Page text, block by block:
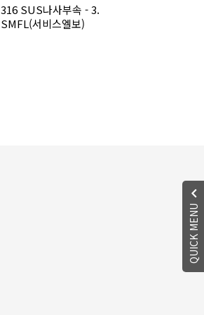
316 SUS나사부속 - 3.
SMFL(서비스엘보)
QUICK MENU